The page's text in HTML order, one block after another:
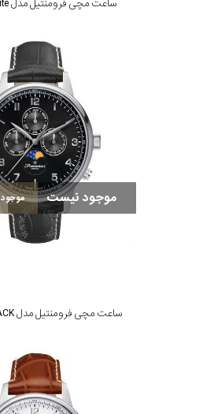
ساعت مچی فرومنتیل مدل Day date white
موجود نیست